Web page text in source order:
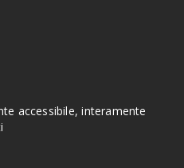
accessibile, interamente